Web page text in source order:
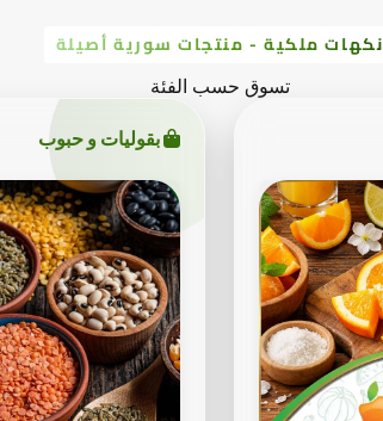
نكهات ملكية - منتجات سورية أصيلة
تسوق حسب الفئة
بقوليات و حبوب